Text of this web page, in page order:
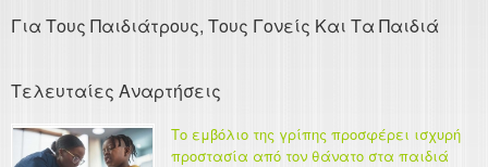
Για Τους Παιδιάτρους, Τους Γονείς Και Τα Παιδιά
Τελευταίες Αναρτήσεις
Το εμβόλιο της γρίπης προσφέρει ισχυρή
προστασία από τον θάνατο στα παιδιά